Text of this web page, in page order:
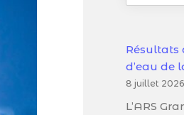
Résultats
d’eau de
8 juillet 2026
L’ARS